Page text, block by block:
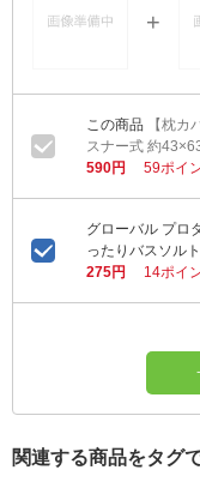
【枕
スナー式 約
590円
59ポイ
グローバル プ
ったりバスソル
275円
14ポイ
関連する商品をタグ